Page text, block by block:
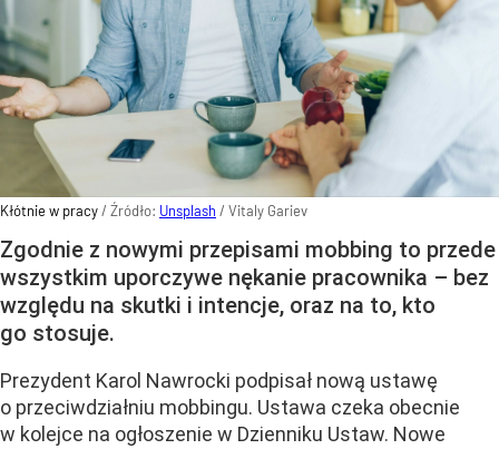
Kłótnie w pracy/ Źródło: Unsplash / Vitaly Gariev
Zgodnie z nowymi przepisami mobbing to przede
wszystkim uporczywe nękanie pracownika – bez
względu na skutki i intencje, oraz na to, kto
go stosuje.
Prezydent Karol Nawrocki podpisał nową ustawę
o przeciwdziałniu mobbingu. Ustawa czeka obecnie
w kolejce na ogłoszenie w Dzienniku Ustaw. Nowe